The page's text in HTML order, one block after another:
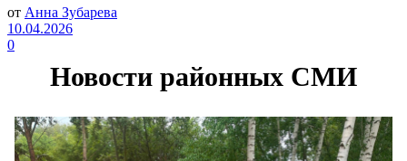
от Анна Зубарева
10.04.2026
0